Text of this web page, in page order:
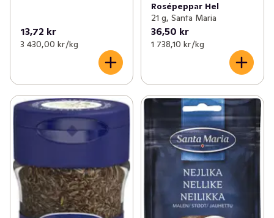
13,72 kr
3 430,00 kr /kg
Rosépeppar Hel
21 g, Santa Maria
36,50 kr
1 738,10 kr /kg